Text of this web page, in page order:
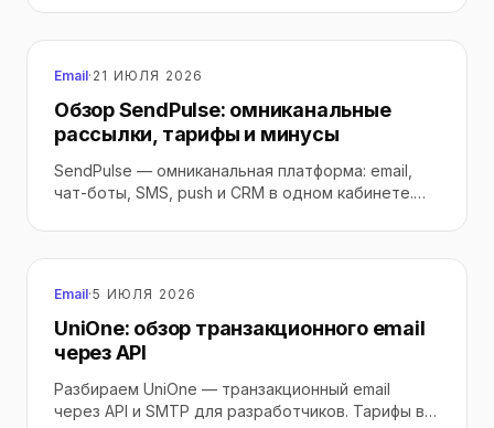
AI, минусы из отзывов и важный нюанс — это
кипрский сервис с инфраструктурой за рубежом.
Email· 21 ИЮЛЯ 2026
Обзор SendPulse: омниканальные
рассылки, тарифы и минусы
SendPulse — омниканальная платформа: email,
чат-боты, SMS, push и CRM в одном кабинете.
интеграции, доступ из России (для РФ
регистрация закрыта с 2022) и минусы из
Email·5 ИЮЛЯ 2026
UniOne: обзор транзакционного email
через API
Разбираем UniOne — транзакционный email
через API и SMTP для разработчиков. Тарифы в ₽